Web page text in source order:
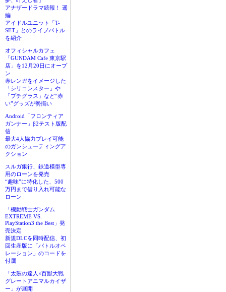
アナザードラマ続報！ 遥
編
アイドルユニット「T-
SET」とのライブバトル
を紹介
オフィシャルカフェ
「GUNDAM Cafe 東京駅
店」を12月20日にオープ
ン
赤レンガをイメージした
「シリコンスター」や
「プチグラス」など“赤
い”グッズが勢揃い
Android「フロンティア
ガンナー」β2テスト版配
信
最大4人協力プレイ可能
のガンシューティングア
クション
スルガ銀行、鉄道模型専
用のローンを発売
“趣味”に特化した、500
万円まで借り入れ可能な
ローン
「機動戦士ガンダム
EXTREME VS.
PlayStation3 the Best」発
売決定
新規DLCを同時配信、初
回生産版に「バトルオペ
レーション」のコードを
付属
「太鼓の達人×百獣大戦
グレートアニマルカイザ
ー」が展開